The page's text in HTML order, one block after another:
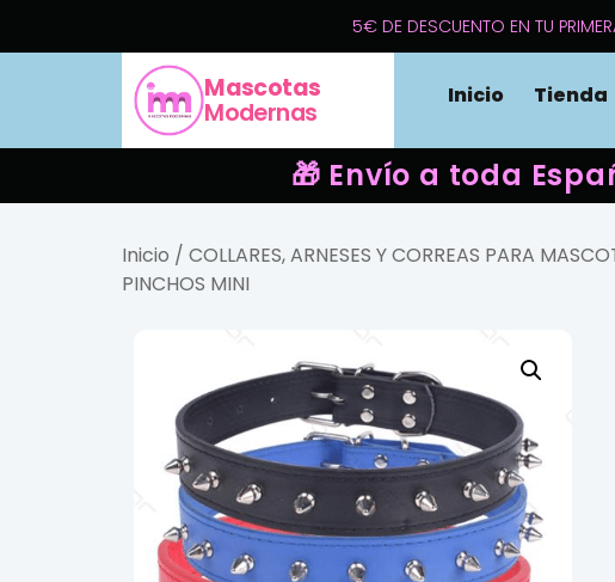
5€ DE DESCUENTO EN TU
Mascotas
Modernas
Inicio Tienda
🎁 Envío a toda
Inicio / COLLARES, ARNESES Y CORREAS PARA
PINCHOS MINI